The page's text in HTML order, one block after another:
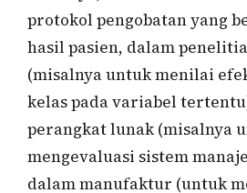
protokol pengobatan yang
hasil pasien, dalam
(misalnya untuk menilai
kelas pada variabel
perangkat lunak (misalnya
mengevaluasi sistem
dalam manufaktur (untuk